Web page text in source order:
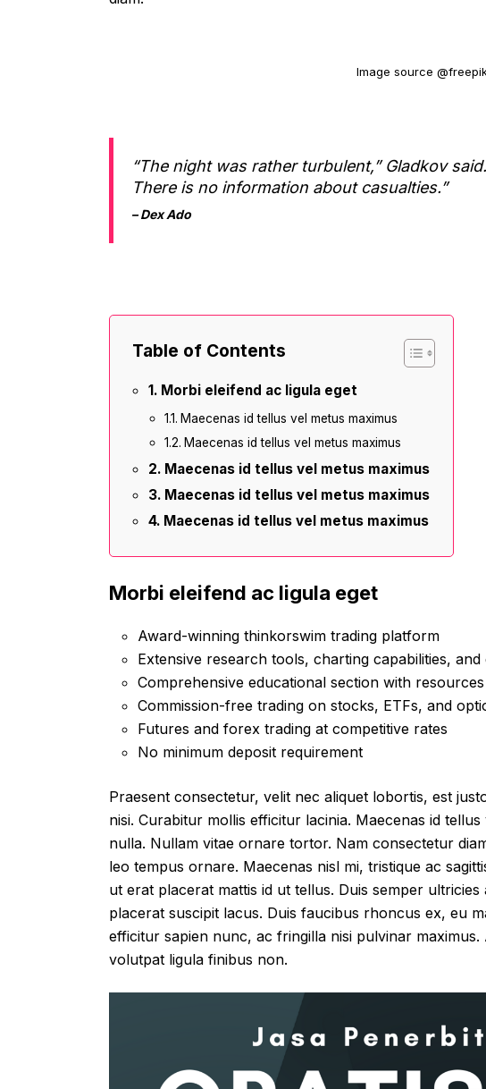
Image source
“The night was rather turbulent,” Gladkov
There is no information about casualties.”
– Dex Ado
Table of Contents
Morbi eleifend ac ligula eget
Maecenas id tellus vel metus maximus
Maecenas id tellus vel metus maximus
Maecenas id tellus vel metus maximus
Maecenas id tellus vel metus maximus
Maecenas id tellus vel metus maximus
Morbi eleifend ac ligula eget
Award-winning thinkorswim trading platform
Extensive research tools, charting capabilities,
Comprehensive educational section with
Commission-free trading on stocks, ETFs, and
Futures and forex trading at competitive rates
No minimum deposit requirement
Praesent consectetur, velit nec aliquet lobortis, est
nisi. Curabitur mollis efficitur lacinia. Maecenas id
nulla. Nullam vitae ornare tortor. Nam consectetur
leo tempus ornare. Maecenas nisl mi, tristique ac
ut erat placerat mattis id ut tellus. Duis semper ultricies
placerat suscipit lacus. Duis faucibus rhoncus ex, eu
efficitur sapien nunc, ac fringilla nisi pulvinar
volutpat ligula finibus non.